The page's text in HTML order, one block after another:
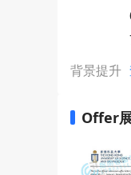
背景提升
Offer